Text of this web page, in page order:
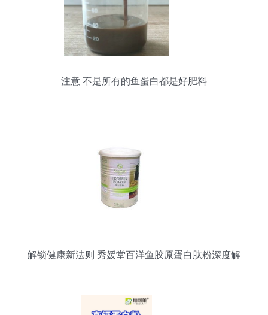
注意 不是所有的鱼蛋白都是好肥料
解锁健康新法则 秀媛堂百洋鱼胶原蛋白肽粉深度解